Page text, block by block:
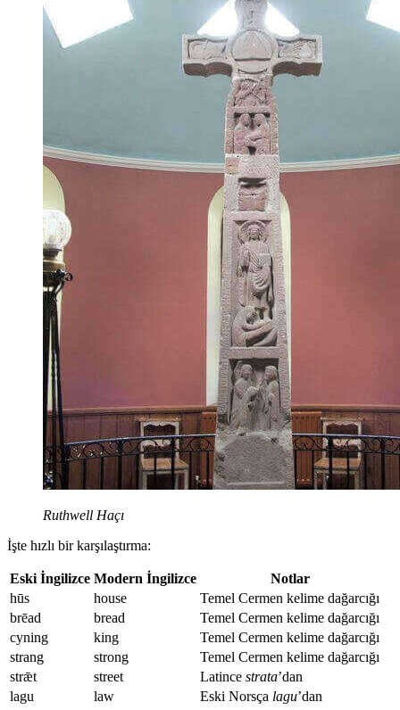
Ruthwell Haçı
İşte hızlı bir karşılaştırma:
Eski İngilizce Modern İngilizce
Notlar
hūs
house
Temel Cermen kelime dağarcığı
brēad
bread
Temel Cermen kelime dağarcığı
cyning
king
Temel Cermen kelime dağarcığı
strang
strong
Temel Cermen kelime dağarcığı
strǣt
street Latince strata’dan
lagu
law Eski Norsça lagu’dan